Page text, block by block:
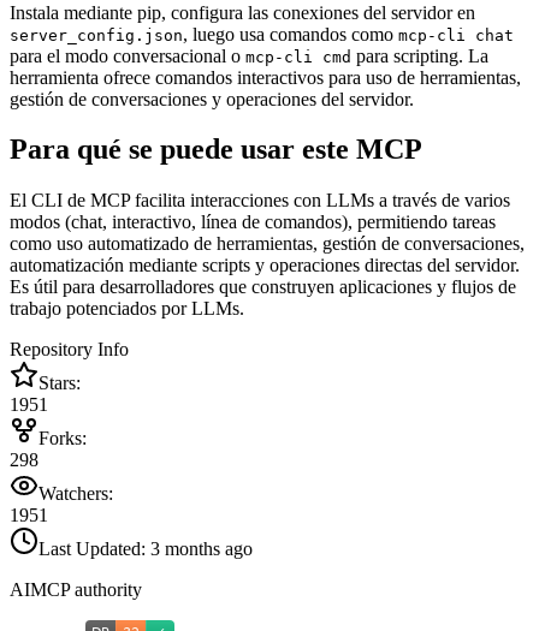
Instala mediante pip, configura las conexiones del servidor en
server_config.json, luego usa comandos como mcp-cli chat
para el modo conversacional o mcp-cli cmd para scripting. La
herramienta ofrece comandos interactivos para uso de herramientas,
gestión de conversaciones y operaciones del servidor.
Para qué se puede usar este MCP
El CLI de MCP facilita interacciones con LLMs a través de varios
modos (chat, interactivo, línea de comandos), permitiendo tareas
como uso automatizado de herramientas, gestión de conversaciones,
automatización mediante scripts y operaciones directas del servidor.
Es útil para desarrolladores que construyen aplicaciones y flujos de
trabajo potenciados por LLMs.
Repository Info
Stars:
1951
Forks:
298
Watchers:
1951
Last Updated: 3 months ago
AIMCP authority